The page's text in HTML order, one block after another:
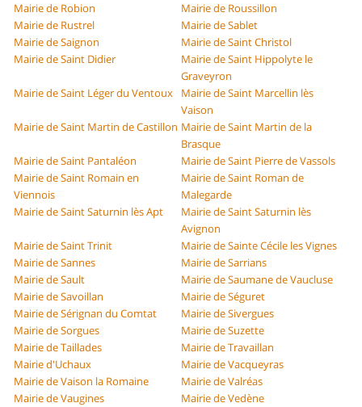
Mairie de Robion
Mairie de Roussillon
Mairie de Rustrel
Mairie de Sablet
Mairie de Saignon
Mairie de Saint Christol
Mairie de Saint Didier
Mairie de Saint Hippolyte le
Graveyron
Mairie de Saint Léger du Ventoux
Mairie de Saint Marcellin lès
Vaison
Mairie de Saint Martin de Castillon Mairie de Saint Martin de la
Brasque
Mairie de Saint Pantaléon
Mairie de Saint Pierre de Vassols
Mairie de Saint Romain en
Viennois
Mairie de Saint Roman de
Malegarde
Mairie de Saint Saturnin lès Apt
Mairie de Saint Saturnin lès
Avignon
Mairie de Saint Trinit
Mairie de Sainte Cécile les Vignes
Mairie de Sannes
Mairie de Sarrians
Mairie de Sault
Mairie de Saumane de Vaucluse
Mairie de Savoillan
Mairie de Séguret
Mairie de Sérignan du Comtat
Mairie de Sivergues
Mairie de Sorgues
Mairie de Suzette
Mairie de Taillades
Mairie de Travaillan
Mairie d'Uchaux
Mairie de Vacqueyras
Mairie de Vaison la Romaine
Mairie de Valréas
Mairie de Vaugines
Mairie de Vedène